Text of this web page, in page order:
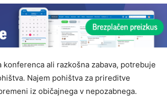
ali razkošna zabava, potrebuje
Najem pohištva za prireditve
iz običajnega v nepozabnega.